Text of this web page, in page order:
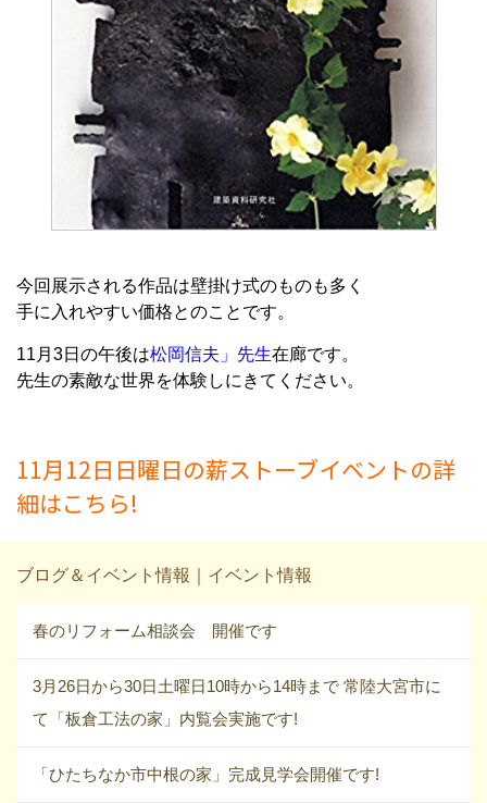
今回展示される作品は壁掛け式のものも多く
手に入れやすい価格とのことです。
11月3日の午後は松岡信夫」先生在廊です。
先生の素敵な世界を体験しにきてください。
11月12日日曜日の薪ストーブイベントの詳
細はこちら!
ブログ＆イベント情報｜イベント情報
春のリフォーム相談会 開催です
3月26日から30日土曜日10時から14時まで 常陸大宮市に
て「板倉工法の家」内覧会実施です!
「ひたちなか市中根の家」完成見学会開催です!